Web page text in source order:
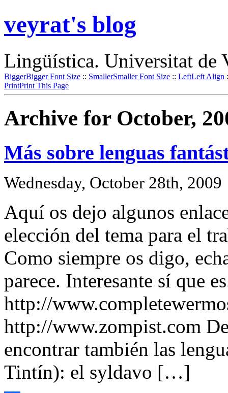
veyrat's blog
Lingüística. Universitat de
BiggerBigger Font Size :: SmallerSmaller Font Size :: LeftLeft Align
PrintPrint This Page
Archive for October,
Más sobre lenguas
Wednesday, October 28th, 2009
Aquí os dejo algunos
elección del tema para el
Como siempre os digo,
parece. Interesante sí que
http://
http://www.zompist.com
encontrar también las
Tintín): el syldavo […]